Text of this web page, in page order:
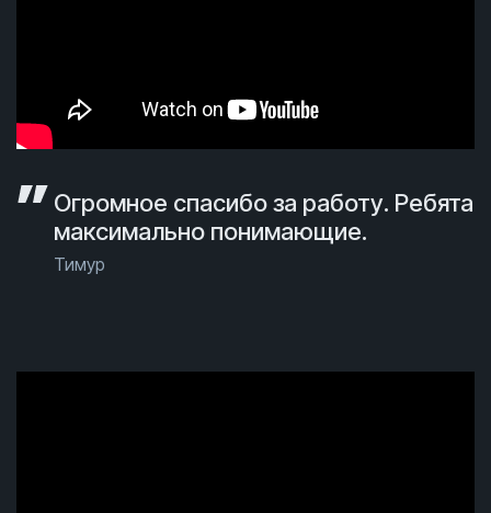
Огромное спасибо за работу. Ребята
максимально понимающие.
Тимур